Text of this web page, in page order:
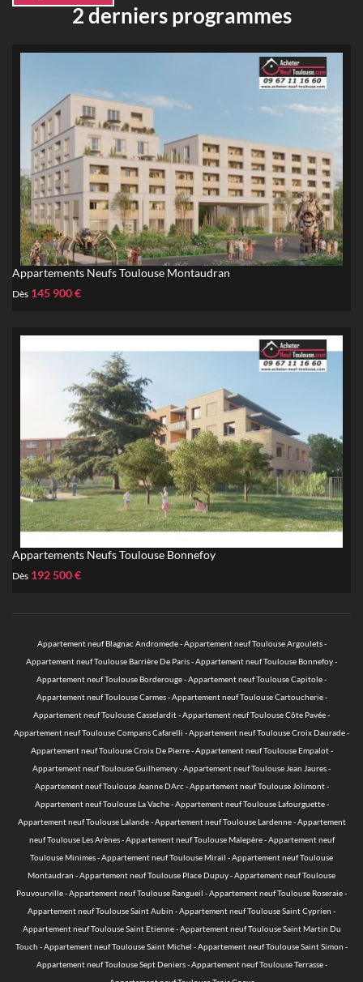
2 derniers programmes
Appartements Neufs Toulouse Montaudran
Dès 145 900 €
Appartements Neufs Toulouse Bonnefoy
Dès 192 500 €
Appartement neuf Blagnac Andromede-Appartement neuf Toulouse Argoulets-
Appartement neuf Toulouse Barrière De Paris-Appartement neuf Toulouse Bonnefoy-
Appartement neuf Toulouse Borderouge-Appartement neuf Toulouse Capitole-
Appartement neuf Toulouse Carmes-Appartement neuf Toulouse Cartoucherie-
Appartement neuf Toulouse Casselardit-Appartement neuf Toulouse Côte Pavée-
Appartement neuf Toulouse Compans Cafarelli -Appartement neuf Toulouse Croix Daurade-
Appartement neuf Toulouse Croix De Pierre-Appartement neuf Toulouse Empalot-
Appartement neuf Toulouse Guilhemery-Appartement neuf Toulouse Jean Jaures-
Appartement neuf Toulouse Jeanne DArc-Appartement neuf Toulouse Jolimont-
Appartement neuf Toulouse La Vache-Appartement neuf Toulouse Lafourguette-
Appartement neuf Toulouse Lalande-Appartement neuf Toulouse Lardenne-Appartement
neuf Toulouse Les Arènes-Appartement neuf Toulouse Malepère-Appartement neuf
Toulouse Minimes-Appartement neuf Toulouse Mirail -Appartement neuf Toulouse
Montaudran -Appartement neuf Toulouse Place Dupuy-Appartement neuf Toulouse
Pouvourville-Appartement neuf Toulouse Rangueil -Appartement neuf Toulouse Roseraie-
Appartement neuf Toulouse Saint Aubin -Appartement neuf Toulouse Saint Cyprien -
Appartement neuf Toulouse Saint Etienne-Appartement neuf Toulouse Saint Martin Du
Touch -Appartement neuf Toulouse Saint Michel -Appartement neuf Toulouse Saint Simon -
Appartement neuf Toulouse Sept Deniers-Appartement neuf Toulouse Terrasse-